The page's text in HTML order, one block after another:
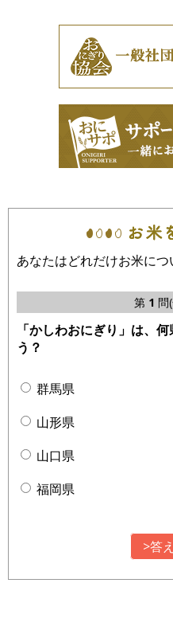
あなたはどれだけお米につ
第 1 問
「かしわおにぎり」は、
う？
群馬県
山形県
山口県
福岡県
>答